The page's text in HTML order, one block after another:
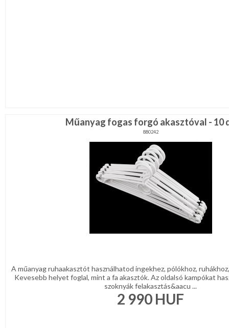
Műanyag fogas forgó akasztóval - 10
880242
A műanyag ruhaakasztót használhatod ingekhez, pólókhoz,
Kevesebb helyet foglal, mint a fa akasztók. Az oldalsó kampókat
szoknyák felakasztás&aacu ...
2 990 HUF